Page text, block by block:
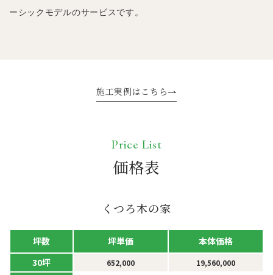
ーシックモデルのサービスです。
施工実例はこちら
Price List
価格表
くつろ木の家
坪数 坪単価 本体価格
30坪 652,000 19,560,000